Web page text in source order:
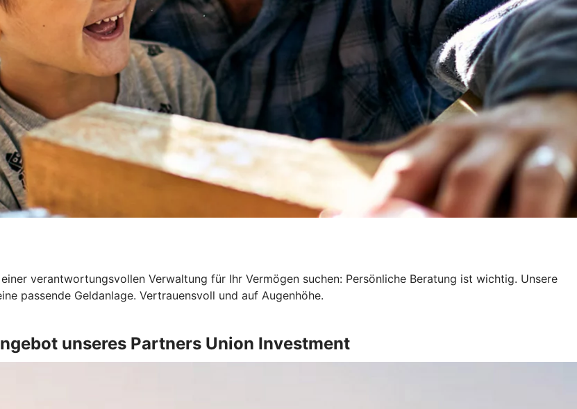
verantwortungsvollen Verwaltung für Ihr Vermögen suchen: Persönliche Beratung ist wichtig. Unsere
passende Geldanlage. Vertrauensvoll und auf Augenhöhe.
unseres Partners Union Investment